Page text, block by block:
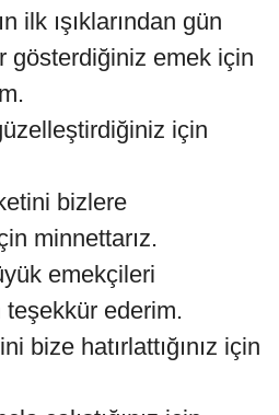
ilk ışıklarından gün
gösterdiğiniz emek için
için
bizlere
minnettarız.
emekçileri
ederim.
bize hatırlattığınız için